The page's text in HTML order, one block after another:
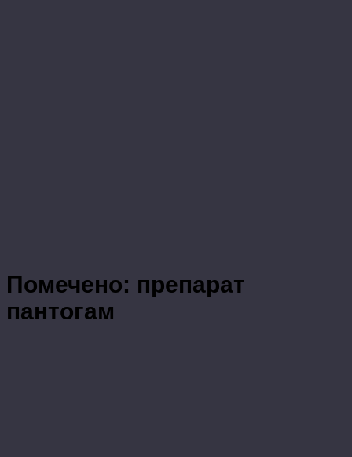
Помечено: препарат
пантогам